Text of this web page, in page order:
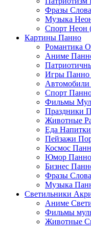
Фразы
Музыка
Спорт Неон
Картины Панно
Романтика
Аниме
Игры Панно
Спорт
Фильмы
Праздники
Животные
Еда
Пейзажи
Космос
Юмор
Бизнес
Фразы
Музыка
Светильники
Аниме
Фильмы
Животные